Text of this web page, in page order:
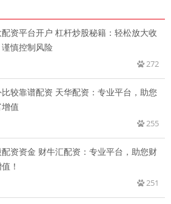
资平台开户 杠杆炒股秘籍：轻松放大收
慎控制风险
272
较靠谱配资 天华配资：专业平台，助您
值
255
资资金 财牛汇配资：专业平台，助您财
！
251